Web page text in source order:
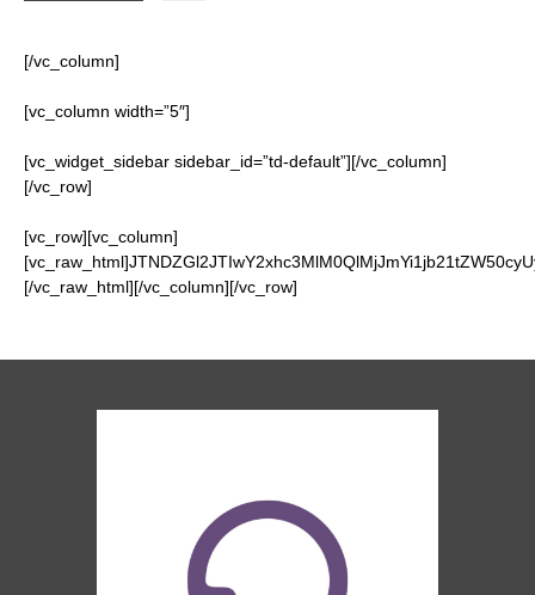
[/vc_column]
[vc_column width=”5″]
[vc_widget_sidebar sidebar_id=”td-default”][/vc_column]
[/vc_row]
[vc_row][vc_column]
[/vc_raw_html][/vc_column][/vc_row]